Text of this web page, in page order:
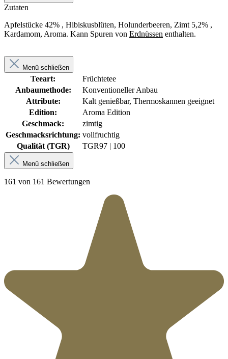
Zutaten
Apfelstücke 42% , Hibiskusblüten, Holunderbeeren, Zimt 5,2% ,
Kardamom, Aroma. Kann Spuren von Erdnüssen enthalten.
Menü schließen
Teeart:
Früchtetee
Anbaumethode:
Konventioneller Anbau
Attribute:
Kalt genießbar, Thermoskannen geeignet
Edition:
Aroma Edition
Geschmack:
zimtig
Geschmacksrichtung: vollfruchtig
Qualität (TGR)
TGR97 | 100
Menü schließen
161 von 161 Bewertungen